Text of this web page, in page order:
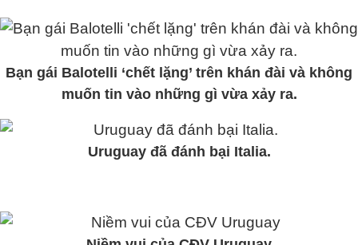
Bạn gái Balotelli ‘chết lặng’ trên khán đài và không
muốn tin vào những gì vừa xảy ra.
Uruguay đã đánh bại Italia.